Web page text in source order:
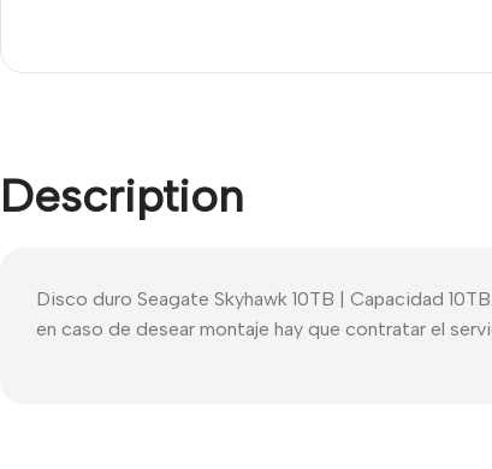
Description
Disco duro Seagate Skyhawk 10TB | Capacidad
en caso de desear montaje hay que contratar el